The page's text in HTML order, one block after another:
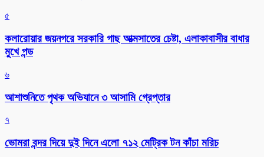
৫
কলারোয়ার জয়নগরে সরকারি গাছ আত্মসাতের চেষ্টা, এলাকাবাসীর বাধার
মুখে পন্ড
৬
আশাশুনিতে পৃথক অভিযানে ৩ আসামি গ্রেপ্তার
৭
ভোমরা বন্দর দিয়ে দুই দিনে এলো ৭১২ মেট্রিক টন কাঁচা মরিচ